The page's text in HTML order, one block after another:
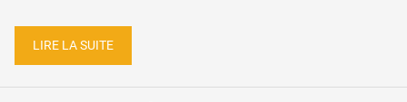
LIRE LA SUITE